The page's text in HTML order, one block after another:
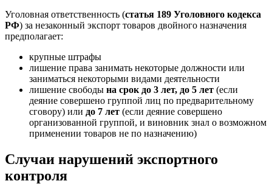
Уголовная ответственность (статья 189 Уголовного кодекса
РФ) за незаконный экспорт товаров двойного назначения
предполагает:
крупные штрафы
лишение права занимать некоторые должности или
заниматься некоторыми видами деятельности
лишение свободы на срок до 3 лет, до 5 лет (если
деяние совершено группой лиц по предварительному
сговору) или до 7 лет (если деяние совершено
организованной группой, и виновник знал о возможном
применении товаров не по назначению)
Случаи нарушений экспортного
контроля